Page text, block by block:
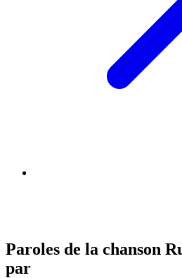
Paroles de la chanson
par